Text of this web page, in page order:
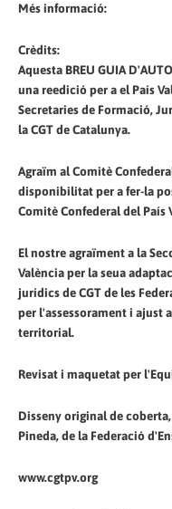
Més informació:
Crèdits:
Aquesta BREU GUIA
una reedició per a el País
Secretaries de Formació,
la CGT de Catalunya.
Agraïm al Comitè
disponibilitat per a fer-la
Comitè Confederal del País
El nostre agraïment a la
València per la seua
jurídics de CGT de les
per l'assessorament i ajust
territorial.
Revisat i maquetat per
Disseny original de
Pineda, de la Federació
www.cgtpv.org